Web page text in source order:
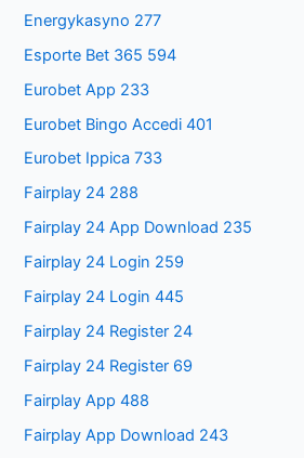
Energykasyno 277
Esporte Bet 365 594
Eurobet App 233
Eurobet Bingo Accedi 401
Eurobet Ippica 733
Fairplay 24 288
Fairplay 24 App Download 235
Fairplay 24 Login 259
Fairplay 24 Login 445
Fairplay 24 Register 24
Fairplay 24 Register 69
Fairplay App 488
Fairplay App Download 243